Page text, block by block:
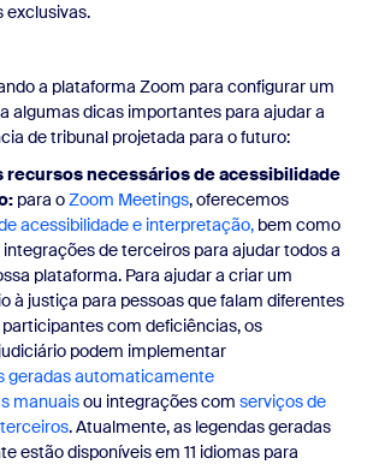
exclusivas.
a plataforma Zoom para configurar um
algumas dicas importantes para ajudar a
de tribunal projetada para o futuro:
recursos necessários de acessibilidade
para oZoom Meetings, oferecemos
acessibilidade e interpretação, bem como
de terceiros para ajudar todos a
plataforma. Para ajudar a criar um
à justiça para pessoas que falam diferentes
com deficiências, os
podem implementar
geradas automaticamente
manuaisou integrações com serviços de
. Atualmente, as legendas geradas
estão disponíveis em 11 idiomas para